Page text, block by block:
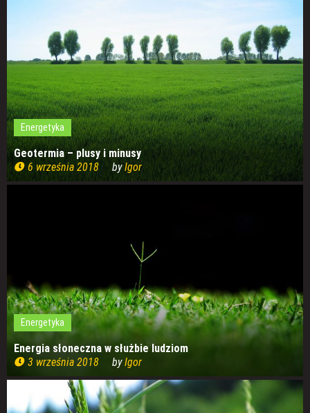
Energetyka
Geotermia – plusy i minusy
6 września 2018
byIgor
Energetyka
Energia słoneczna w służbie ludziom
3 września 2018
byIgor